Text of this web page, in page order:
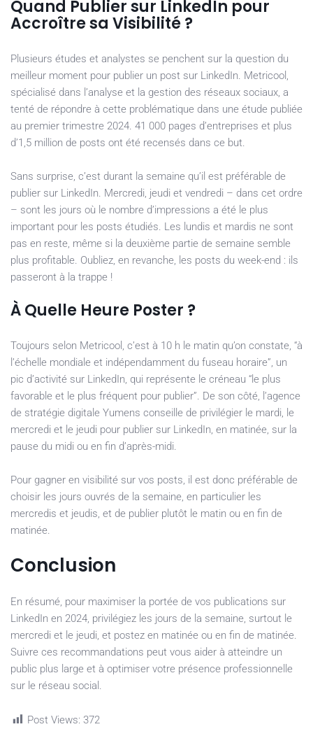
Quand Publier sur LinkedIn pour
Accroître sa Visibilité ?
Plusieurs études et analystes se penchent sur la question du
meilleur moment pour publier un post sur LinkedIn. Metricool,
spécialisé dans l’analyse et la gestion des réseaux sociaux, a
tenté de répondre à cette problématique dans une étude publiée
au premier trimestre 2024. 41 000 pages d’entreprises et plus
d’1,5 million de posts ont été recensés dans ce but.
Sans surprise, c’est durant la semaine qu’il est préférable de
publier sur LinkedIn. Mercredi, jeudi et vendredi – dans cet ordre
– sont les jours où le nombre d’impressions a été le plus
important pour les posts étudiés. Les lundis et mardis ne sont
pas en reste, même si la deuxième partie de semaine semble
plus profitable. Oubliez, en revanche, les posts du week-end : ils
passeront à la trappe !
À Quelle Heure Poster ?
Toujours selon Metricool, c’est à 10 h le matin qu’on constate, “à
l’échelle mondiale et indépendamment du fuseau horaire”, un
pic d’activité sur LinkedIn, qui représente le créneau “le plus
favorable et le plus fréquent pour publier”. De son côté, l’agence
de stratégie digitale Yumens conseille de privilégier le mardi, le
mercredi et le jeudi pour publier sur LinkedIn, en matinée, sur la
pause du midi ou en fin d’après-midi.
Pour gagner en visibilité sur vos posts, il est donc préférable de
choisir les jours ouvrés de la semaine, en particulier les
mercredis et jeudis, et de publier plutôt le matin ou en fin de
matinée.
Conclusion
En résumé, pour maximiser la portée de vos publications sur
LinkedIn en 2024, privilégiez les jours de la semaine, surtout le
mercredi et le jeudi, et postez en matinée ou en fin de matinée.
Suivre ces recommandations peut vous aider à atteindre un
public plus large et à optimiser votre présence professionnelle
sur le réseau social.
Post Views: 372